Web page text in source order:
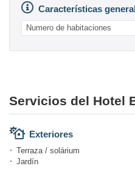
Características
Numero de habitaciones
Servicios del Hotel
Exteriores
Terraza / solárium
Jardín